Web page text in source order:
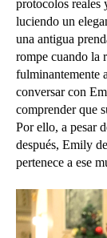
protocolos reales
luciendo un
una antigua
rompe cuando la
fulminantemente
conversar con
comprender que
Por ello, a pesar
después, Emily
pertenece a ese